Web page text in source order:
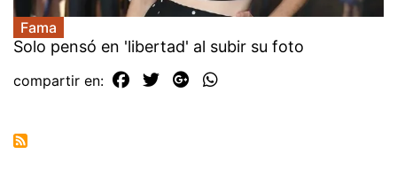
Fama
Solo pensó en 'libertad' al subir su foto
compartir en: